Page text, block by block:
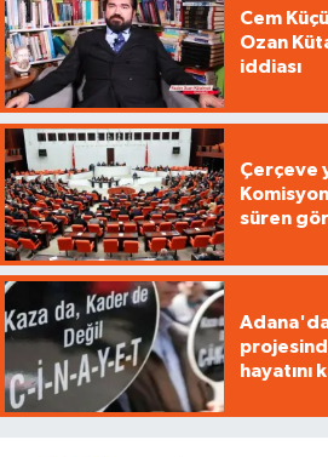
Cem
Ozan
iddiası
Çerçeve
süren
hayatını